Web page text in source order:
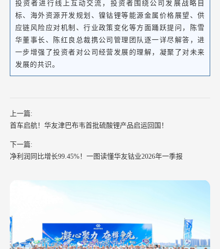
投资者进行线上互动交流，投资者围绕公司发展战略目
标、海外资源开发规划、镍钴锂等能源金属价格展望、供
应链风险应对机制、行业政策变化等方面踊跃提问，陈雪
华董事长、陈红良总裁携公司管理团队逐一详尽解答，进
一步增强了投资者对公司经营发展的理解，凝聚了对未来
发展的共识。
上一篇:
首车启航！华友津巴布韦首批硫酸锂产品启运回国！
下一篇:
净利润同比增长99.45%！一图读懂华友钴业2026年一季报